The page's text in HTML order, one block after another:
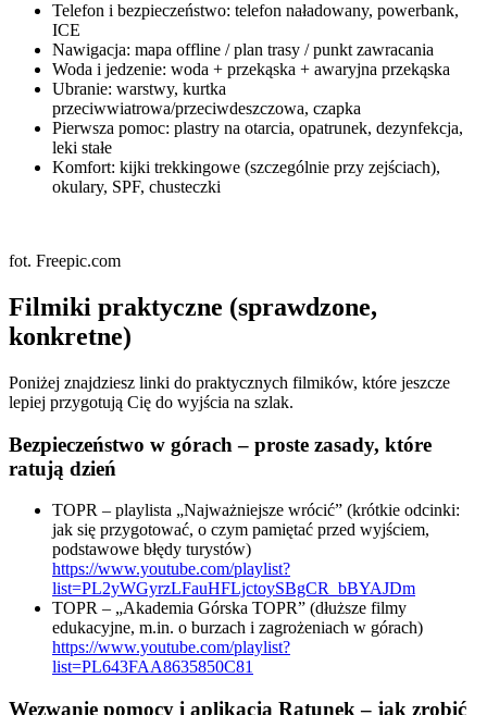
Telefon i bezpieczeństwo: telefon naładowany, powerbank,
ICE
Nawigacja: mapa offline / plan trasy / punkt zawracania
Woda i jedzenie: woda + przekąska + awaryjna przekąska
Ubranie: warstwy, kurtka
przeciwwiatrowa/przeciwdeszczowa, czapka
Pierwsza pomoc: plastry na otarcia, opatrunek, dezynfekcja,
leki stałe
Komfort: kijki trekkingowe (szczególnie przy zejściach),
okulary, SPF, chusteczki
fot. Freepic.com
Filmiki praktyczne (sprawdzone,
konkretne)
Poniżej znajdziesz linki do praktycznych filmików, które jeszcze
lepiej przygotują Cię do wyjścia na szlak.
Bezpieczeństwo w górach – proste zasady, które
ratują dzień
TOPR – playlista „Najważniejsze wrócić” (krótkie odcinki:
jak się przygotować, o czym pamiętać przed wyjściem,
podstawowe błędy turystów)
https://www.youtube.com/playlist?
list=PL2yWGyrzLFauHFLjctoySBgCR_bBYAJDm
TOPR – „Akademia Górska TOPR” (dłuższe filmy
edukacyjne, m.in. o burzach i zagrożeniach w górach)
https://www.youtube.com/playlist?
list=PL643FAA8635850C81
Wezwanie pomocy i aplikacja Ratunek – jak zrobić